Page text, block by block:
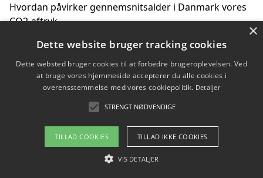
Hvordan påvirker gennemsnitsalder i Danmark vores
CO2-aftryk
Hvordan nyheder om CO2-udledning påvirker vores
hverdag
Om / kontakt
Blog Betingelser
×
Dette website bruger tracking cookies
Dette websted bruger cookies til at forbedre brugeroplevelsen. Ved
at bruge vores hjemmeside accepterer du alle cookies i
overensstemmelse med vores cookiepolitik. Detaljer
STRENGT NØDVENDIGE
TILLAD COOKIES TILLAD IKKE COOKIES
VIS DETALJER